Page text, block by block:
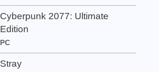
Cyberpunk 2077: Ultimate
Edition
PC
Stray